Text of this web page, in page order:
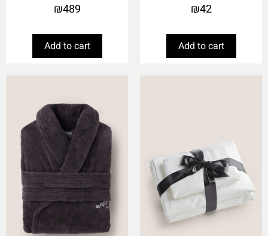
₪42
Add to cart
₪489
Add to cart